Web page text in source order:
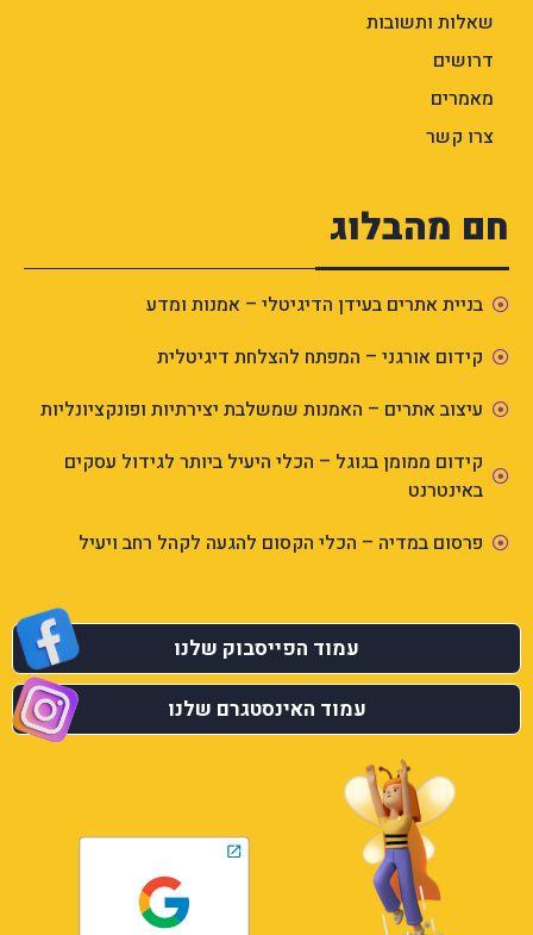
שאלות ותשובות
דרושים
מאמרים
צרו קשר
חם מהבלוג
בניית אתרים בעידן הדיגיטלי – אמנות ומדע
קידום אורגני – המפתח להצלחת דיגיטלית
עיצוב אתרים – האמנות שמשלבת יצירתיות ופונקציונליות
קידום ממומן בגוגל – הכלי היעיל ביותר לגידול עסקים
באינטרנט
פרסום במדיה – הכלי הקסום להגעה לקהל רחב ויעיל
עמוד הפייסבוק שלנו
עמוד האינסטגרם שלנו